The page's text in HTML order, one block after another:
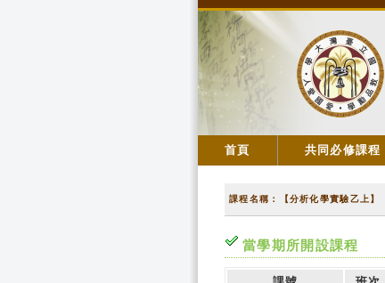
首頁 共同必修課程
課程名稱：【分析化學實驗乙上】
當學期所開設課程